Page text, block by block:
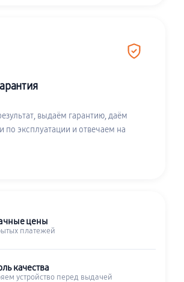
выдаём гарантию, даём
по эксплуатации и отвечаем на
цены
платежей
качества
устройство перед выдачей